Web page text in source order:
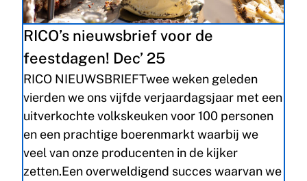
RICO’s nieuwsbrief voor de
feestdagen! Dec’ 25
RICO NIEUWSBRIEFTwee weken geleden
vierden we ons vijfde verjaardagsjaar met een
uitverkochte volkskeuken voor 100 personen
en een prachtige boerenmarkt waarbij we
veel van onze producenten in de kijker
zetten.Een overweldigend succes waarvan we